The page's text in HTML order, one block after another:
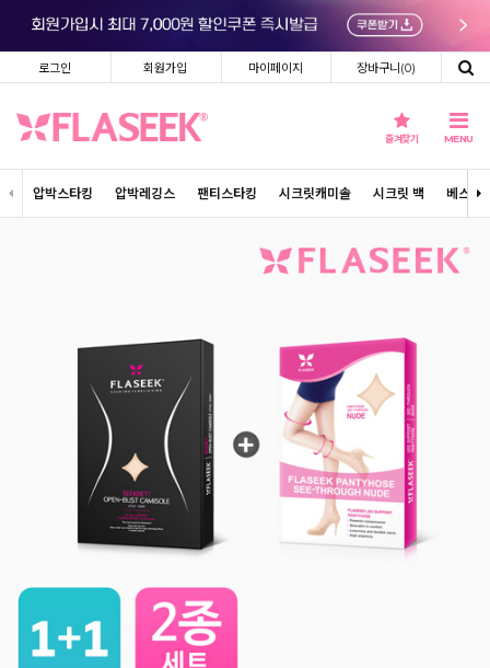
로그인 회원가입 마이페이지 장바구니(0)
즐겨찾기 MENU
압박스타킹 압박레깅스 팬티스타킹 시크릿캐미솔 시크릿 백 베스트